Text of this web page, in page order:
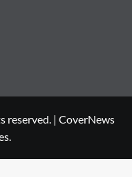
reserved. | CoverNews